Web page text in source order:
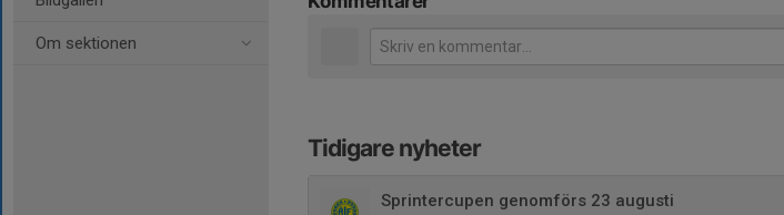
Om sektionen
Tidigare nyheter
Sprintercupen genomförs 23 augusti